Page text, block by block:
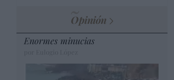
Opinión
Enormes minucias